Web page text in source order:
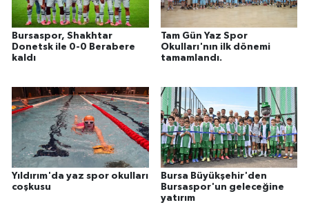
Bursaspor, Shakhtar
Donetsk ile 0-0 Berabere
kaldı
Tam Gün Yaz Spor
Okulları'nın ilk dönemi
tamamlandı.
Yıldırım'da yaz spor okulları
coşkusu
Bursa Büyükşehir'den
Bursaspor'un geleceğine
yatırım